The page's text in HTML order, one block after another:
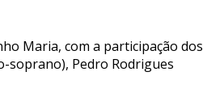
Maria, com a participação dos
soprano), Pedro Rodrigues